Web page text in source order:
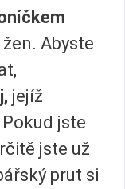
Abyste
jejíž
jste
jste už
prut si